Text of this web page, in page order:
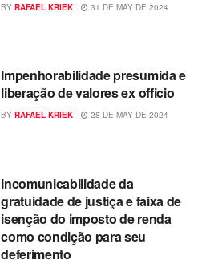
BY RAFAEL KRIEK 31 DE MAY DE 2024
Impenhorabilidade presumida e
liberação de valores ex officio
BY RAFAEL KRIEK 28 DE MAY DE 2024
Incomunicabilidade da
gratuidade de justiça e faixa de
isenção do imposto de renda
como condição para seu
deferimento